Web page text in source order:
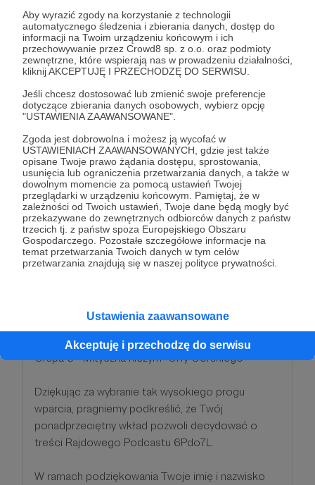
Aby wyrazić zgody na korzystanie z technologii
automatycznego śledzenia i zbierania danych, dostęp do
informacji na Twoim urządzeniu końcowym i ich
przechowywanie przez Crowd8 sp. z o.o. oraz podmioty
zewnętrzne, które wspierają nas w prowadzeniu działalności,
kliknij AKCEPTUJĘ I PRZECHODZĘ DO SERWISU.
Jeśli chcesz dostosować lub zmienić swoje preferencje
dotyczące zbierania danych osobowych, wybierz opcję
"USTAWIENIA ZAAWANSOWANE".
Zgoda jest dobrowolna i możesz ją wycofać w
USTAWIENIACH ZAAWANSOWANYCH, gdzie jest także
opisane Twoje prawo żądania dostępu, sprostowania,
usunięcia lub ograniczenia przetwarzania danych, a także w
dowolnym momencie za pomocą ustawień Twojej
przeglądarki w urządzeniu końcowym. Pamiętaj, że w
zależności od Twoich ustawień, Twoje dane będą mogły być
przekazywane do zewnętrznych odbiorców danych z państw
trzecich tj. z państw spoza Europejskiego Obszaru
Gospodarczego. Pozostałe szczegółowe informacje na
temat przetwarzania Twoich danych w tym celów
przetwarzania znajdują się w naszej polityce prywatności.
Ustawienia zaawansowane
Akceptuję i przechodzę do serwisu
Grupa B - Rajdowa legenda dla legendarnych
patronów!
Dziękując za wsparcie pragniemy podkreślić, że
Twój ponadprzeciętny wkład pozwoli decydować
o treści Rajdowego Podcastu 6Pdo7L.
pojawi się wymienione w stopce / napisach
końcowych. Ponadto będziesz miał dostęp do
grupy Partonów podcastu rajdowego 6Pdo7L a
przez to możliwość udziału w ankiecie
proponującej temat odcinka.
Patroni: 0
100 zł miesięcznie
Grupa S - Mityczna niczym "Orły Górskiego"
Dziękując za wybranie tak wysokiego progu
wparcia, pragniemy podkreślić, że Twój
ponadprzeciętny wkład pozwoli decydować o
treści Rajdowego Podcastu 6Pdo7L.
W ramach podziękowania Twoje imię i nazwisko